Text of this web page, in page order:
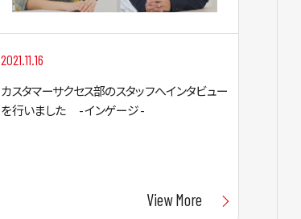
2021.11.16
カスタマーサクセス部のスタッフへインタビュー
を行いました - インゲージ -
View More